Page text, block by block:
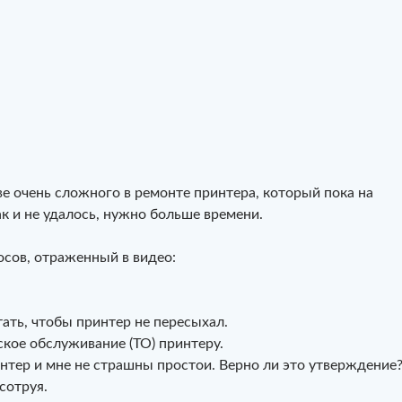
очень сложного в ремонте принтера, который пока на
и не удалось, нужно больше времени.
отраженный в видео:
чтобы принтер не пересыхал.
обслуживание (ТО) принтеру.
и мне не страшны простои. Верно ли это утверждение?